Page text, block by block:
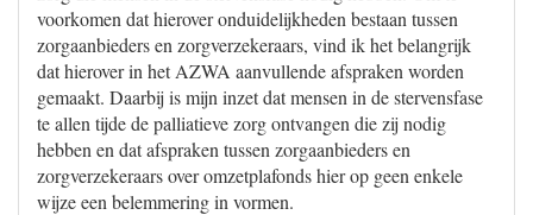
voorkomen dat hierover onduidelijkheden bestaan tussen
zorgaanbieders en zorgverzekeraars, vind ik het belangrijk
dat hierover in het AZWA aanvullende afspraken worden
gemaakt. Daarbij is mijn inzet dat mensen in de stervensfase
te allen tijde de palliatieve zorg ontvangen die zij nodig
hebben en dat afspraken tussen zorgaanbieders en
zorgverzekeraars over omzetplafonds hier op geen enkele
wijze een belemmering in vormen.